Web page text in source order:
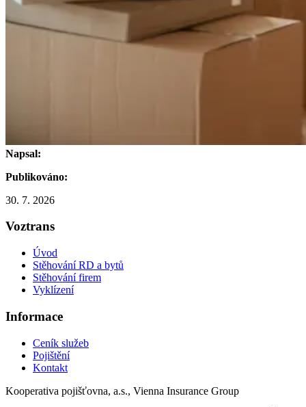
Napsal:
Publikováno:
30. 7. 2026
Voztrans
Úvod
Stěhování RD a bytů
Stěhování firem
Vyklízení
Informace
Ceník služeb
Pojištění
Kontakt
Kooperativa pojišťovna, a.s., Vienna Insurance Group